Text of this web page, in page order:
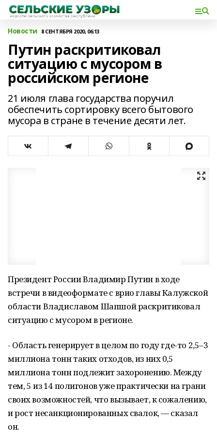
Новости 8 СЕНТЯБРЯ 2020, 06:13
Путин раскритиковал
ситуацию с мусором в
российском регионе
21 июля глава государства поручил
обеспечить сортировку всего бытового
мусора в стране в течение десяти лет.
Президент России Владимир Путин в ходе
встречи в видеоформате с врио главы Калужской
области Владиславом Шапшой раскритиковал
ситуацию с мусором в регионе.
- Область генерирует в целом по году где-то 2,5–3
миллиона тонн таких отходов, из них 0,5
миллиона тонн подлежит захоронению. Между
тем, 5 из 14 полигонов уже практически на грани
своих возможностей, что вызывает, к сожалению,
и рост несанкционированных свалок, — сказал
он.